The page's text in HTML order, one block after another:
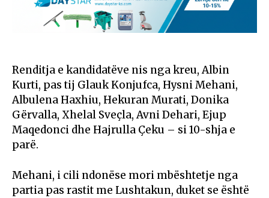
Renditja e kandidatëve nis nga kreu, Albin
Kurti, pas tij Glauk Konjufca, Hysni Mehani,
Albulena Haxhiu, Hekuran Murati, Donika
Gërvalla, Xhelal Sveçla, Avni Dehari, Ejup
Maqedonci dhe Hajrulla Çeku – si 10-shja e
parë.
Mehani, i cili ndonëse mori mbështetje nga
partia pas rastit me Lushtakun, duket se është